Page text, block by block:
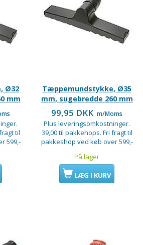
Ø32
mm
til
599,-
Tæppemundstykke, Ø35
mm, sugebredde 260 mm
99,95 DKK m/Moms
Plus leveringsomkostninger.
39,00 til pakkehops. Fri fragt til
pakkeshop ved køb over 599,-
På lager
LÆG I KURV